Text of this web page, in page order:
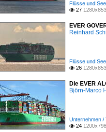
Flüsse und
 27
EVER
Reinhard
Flüsse und
 26
Die EVER
Björn-Marco
Unternehmen /
 24